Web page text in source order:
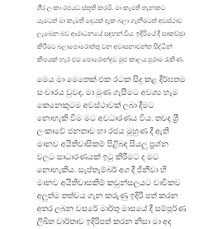
ශී‍්‍ර ලංකා රජයට ස්තූති කරමි. මා කැමති තැනකට
යෑමටත් මා කැමති දෙයක් දැක බලා ගැනීමටත් අවස්ථාව
ලැබෙන බව ආරාධනයේ සඳහන් විය. ඉදිරියේ දී සාකච්ඡුා
කිරීමට බලාපොරොත්තු වන අවාසනාවන්ත සිද්ධීන්
කීපයක් හැර එම පොරොන්දුව මුළු කාලය පුරාම රැකිණ.
මෙය මා මෙතෙක් එක රටක සිදු කළ දීර්ඝතම
සංචාරය වුවද, මා මුණ ගැසීමට අවශ්‍ය හැම
කෙනෙකුටම අවස්ථාවක් ලබා දීමට
නොහැකි වීම මට අවධාරණය විය. තවද ශ‍්‍රී
ලංකාවේ ජනතාව හා රජය මුහුණ දී ඇති
මානව අයිතිවාසිකම් පිළිබඳ සියලු ප‍්‍රශ්න
වලට සාධාරණයක් ඉටු කිරීමට ද මට
නොහැකිය. සැප්තැම්බර් අග දී ජිනීවා හි
මානව අයිතිවාසකිම් කවුන්සලයට වාචිකව
අලුත්ම තත්වය ගැන කරුණු ඉදිරි පත් කරන
අතර ලබන වසරේ මාර්තු මාසයේ දී සම්පූර්ණ
ලිඛිත වාර්තාව ඉදිරිපත් කරන නිසා මා අද